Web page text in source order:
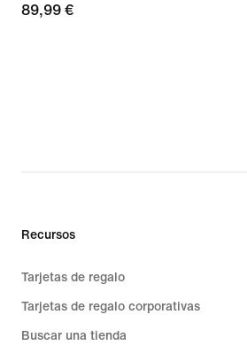
89,99 €
89,99 €
Recursos
Tarjetas de regalo
Tarjetas de regalo corporativas
Buscar una tienda